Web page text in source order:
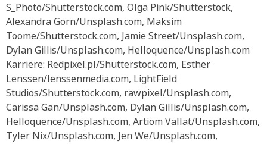
S_Photo/Shutterstock.com, Olga Pink/Shutterstock,
Alexandra Gorn/Unsplash.com, Maksim
Toome/Shutterstock.com, Jamie Street/Unsplash.com,
Dylan Gillis/Unsplash.com, Helloquence/Unsplash.com
Karriere: Redpixel.pl/Shutterstock.com, Esther
Lenssen/lenssenmedia.com, LightField
Studios/Shutterstock.com, rawpixel/Unsplash.com,
Carissa Gan/Unsplash.com, Dylan Gillis/Unsplash.com,
Helloquence/Unsplash.com, Artiom Vallat/Unsplash.com,
Tyler Nix/Unsplash.com, Jen We/Unsplash.com,